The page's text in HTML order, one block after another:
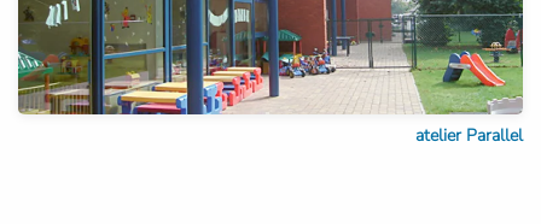
atelier Parallel